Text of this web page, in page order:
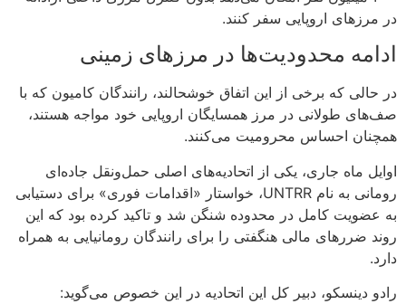
در مرزهای اروپایی سفر کنند.
ادامه محدودیت‌ها در مرزهای زمینی
در حالی که برخی از این اتفاق خوشحالند، رانندگان کامیون که با
صف‌های طولانی در مرز همسایگان اروپایی خود مواجه هستند،
همچنان احساس محرومیت می‌کنند.
اوایل ماه جاری، یکی از اتحادیه‌های اصلی حمل‌ونقل جاده‌ای
رومانی به نام UNTRR، خواستار «اقدامات فوری» برای دستیابی
به عضویت کامل در محدوده شنگن شد و تاکید کرده بود که این
روند ضررهای مالی هنگفتی را برای رانندگان رومانیایی به همراه
دارد.
رادو دینسکو، دبیر کل این اتحادیه در این خصوص می‌گوید: